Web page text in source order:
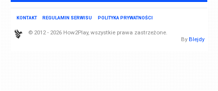
KONTAKT REGULAMIN SERWISU POLITYKA PRYWATNOŚCI
© 2012 - 2026 How2Play, wszystkie prawa zastrzeżone.
By Blejdy